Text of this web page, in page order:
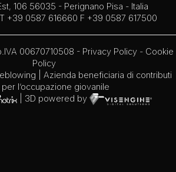
106 56035 - Perignano Pisa - Italia
T +39 0587 616660 F +39 0587 617500
00670710508 - Privacy Policy- Cookie
Policy
| Azienda beneficiaria di contributi
per l’occupazione giovanile
| 3D powered by